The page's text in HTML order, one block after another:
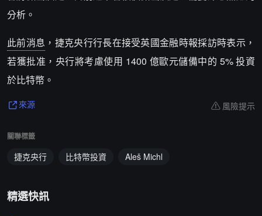
分析。
此前消息 ，捷克央行行長在接受英國金融時報採訪時表示，
若獲批准，央行將考慮使用 1400 億歐元儲備中的 5% 投資
於比特幣。
來源 風險提示
關聯標籤
捷克央行 比特幣投資 Aleš Michl
精選快訊